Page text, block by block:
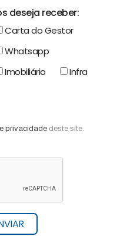
deseja receber:
Carta do Gestor
Whatsapp
Imobiliário Infra
privacidade deste site.